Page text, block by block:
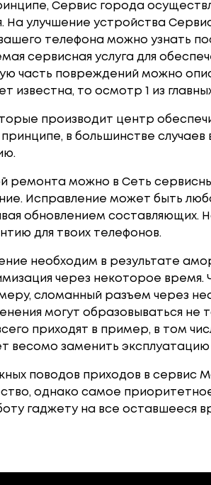
Сервис города
На улучшение устройства
телефона можно узнать
сервисная услуга для
часть повреждений можно
известна, то осмотр 1 из
производит центр
в большинстве
ремонта можно в Сеть
Исправление может быть
обновлением составляющих.
для твоих телефонов.
необходим в результате
через некоторое
сломанный разъем через
могут образовываться не
приходят в пример, в том
весомо заменить
поводов приходов в сервис
однако самое
гаджету на все оставшееся